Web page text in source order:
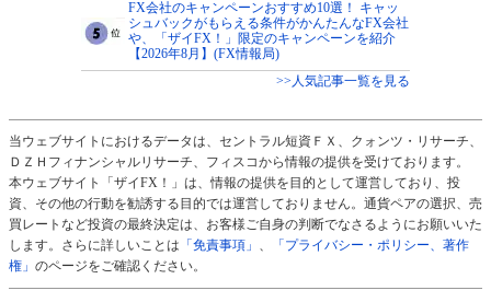
FX会社のキャンペーンおすすめ10選！ キャッ
シュバックがもらえる条件がかんたんなFX会社
や、「ザイFX！」限定のキャンペーンを紹介
【2026年8月】(FX情報局)
>>人気記事一覧を見る
当ウェブサイトにおけるデータは、セントラル短資ＦＸ、クォンツ・リサーチ、
ＤＺＨフィナンシャルリサーチ、フィスコから情報の提供を受けております。
本ウェブサイト「ザイFX！」は、情報の提供を目的として運営しており、投
資、その他の行動を勧誘する目的では運営しておりません。通貨ペアの選択、売
買レートなど投資の最終決定は、お客様ご自身の判断でなさるようにお願いいた
します。さらに詳しいことは 「免責事項」 、
「プライバシー・ポリシー、著作
権」 のページをご確認ください。